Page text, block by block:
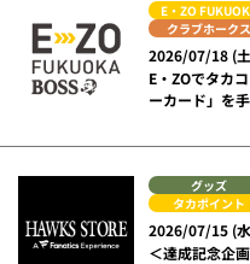
E・ZO
クラブホークス
2026/07/18 (
E・ZOでタカ
ーカード」を
グッズ
タカポイント
2026/07/15 (
＜達成記念企